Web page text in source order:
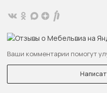
Ваши комментарии помогут